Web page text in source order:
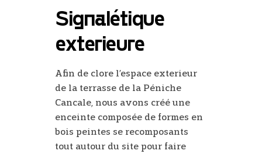
Signalétique
exterieure
Afin de clore l’espace exterieur
de la terrasse de la Péniche
Cancale, nous avons créé une
enceinte composée de formes en
bois peintes se recomposants
tout autour du site pour faire